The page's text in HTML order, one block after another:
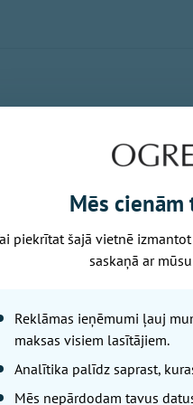
kritiskā infrastruktūra
atbildīgajiem, lai
(par apdraudējumu), ka
lai es šodien dotu
runājam par visa
Pašreiz lielākais
jau vairākkārt paudis,
tam gatavojoties,
dienestu
klajā aizsardzības,
Mēs
piekrītat šajā vietnē
saskaņā ar mūsu
Reklāmas ieņēmumi ļauj
maksas visiem lasītājiem.
Analītika palīdz saprast,
Mēs nepārdodam tavus